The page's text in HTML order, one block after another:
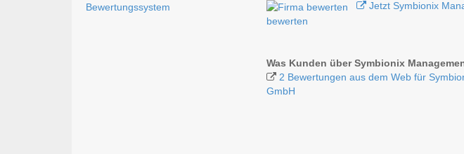
Bewertungssystem
Jetzt Symbionix
bewerten
Was Kunden über Symbionix
2 Bewertungen aus dem Web für
GmbH